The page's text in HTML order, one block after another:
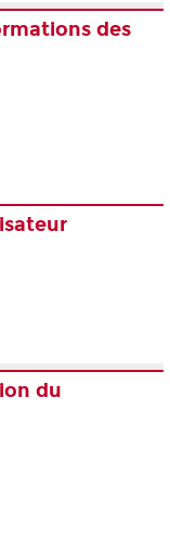
des
du